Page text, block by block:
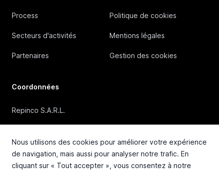
Nous utilisons des cookies pour améliorer votre expérience
de navigation, mais aussi pour analyser notre trafic. En
cliquant sur « Tout accepter », vous consentez à notre
Process
Secteurs d'activités
Partenaires
Politique de cookies
Mentions légales
Gestion des cookies
Coordonnées
Repinco S.A.R.L.
+33 4 72 36 87 87
contact@repinco.com